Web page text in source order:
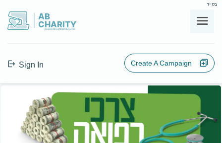
בס"ד
AB
CHARITY
powerd by ahblicklive.com
Sign In Create A Campaign